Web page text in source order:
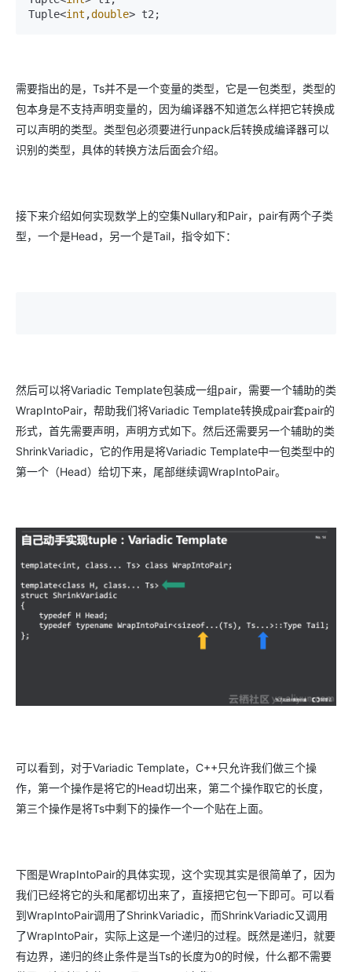
Tuple<int ,double> t2;
需要指出的是，Ts并不是一个变量的类型，它是一包类型，类型的
包本身是不支持声明变量的，因为编译器不知道怎么样把它转换成
可以声明的类型。类型包必须要进行unpack后转换成编译器可以
识别的类型，具体的转换方法后面会介绍。
接下来介绍如何实现数学上的空集Nullary和Pair，pair有两个子类
型，一个是Head，另一个是Tail，指令如下：
然后可以将Variadic Template包装成一组pair，需要一个辅助的类
WrapIntoPair，帮助我们将Variadic Template转换成pair套pair的
形式，首先需要声明，声明方式如下。然后还需要另一个辅助的类
ShrinkVariadic，它的作用是将Variadic Template中一包类型中的
第一个（Head）给切下来，尾部继续调WrapIntoPair。
可以看到，对于Variadic Template，C++只允许我们做三个操
作，第一个操作是将它的Head切出来，第二个操作取它的长度，
第三个操作是将Ts中剩下的操作一个一个贴在上面。
下图是WrapIntoPair的具体实现，这个实现其实是很简单了，因为
我们已经将它的头和尾都切出来了，直接把它包一下即可。可以看
到WrapIntoPair调用了ShrinkVariadic，而ShrinkVariadic又调用
了WrapIntoPair，实际上这是一个递归的过程。既然是递归，就要
有边界，递归的终止条件是当Ts的长度为0的时候，什么都不需要